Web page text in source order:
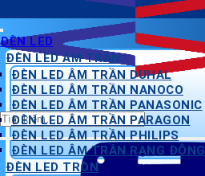
Tìm
kiếm:
ĐÈN LED
ĐÈN LED ÂM TRẦN
ĐÈN LED ÂM TRẦN DUHAL
ĐÈN LED ÂM TRẦN NANOCO
ĐÈN LED ÂM TRẦN PANASONIC
ĐÈN LED ÂM TRẦN PARAGON
ĐÈN LED ÂM TRẦN PHILIPS
ĐÈN LED ÂM TRẦN RẠNG ĐÔNG
ĐÈN LED TRÒN